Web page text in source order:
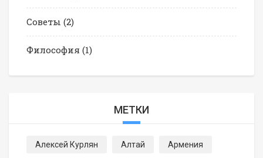
Советы (2)
Философия (1)
МЕТКИ
Алексей Курлян Алтай Армения